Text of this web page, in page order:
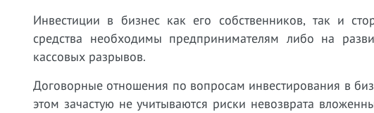
Инвестиции в бизнес как его собственников, так и
средства необходимы предпринимателям либо на
кассовых разрывов.
Договорные отношения по вопросам инвестирования в
этом зачастую не учитываются риски невозврата